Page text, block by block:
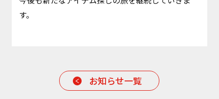
す。
お知らせ一覧